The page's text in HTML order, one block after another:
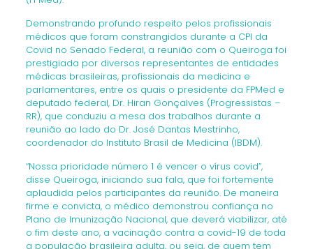
Demonstrando profundo respeito pelos profissionais
médicos que foram constrangidos durante a CPI da
Covid no Senado Federal, a reunião com o Queiroga foi
prestigiada por diversos representantes de entidades
médicas brasileiras, profissionais da medicina e
parlamentares, entre os quais o presidente da FPMed e
deputado federal, Dr. Hiran Gonçalves (Progressistas –
RR), que conduziu a mesa dos trabalhos durante a
reunião ao lado do Dr. José Dantas Mestrinho,
coordenador do Instituto Brasil de Medicina (IBDM).
“Nossa prioridade número 1 é vencer o vírus covid”,
disse Queiroga, iniciando sua fala, que foi fortemente
aplaudida pelos participantes da reunião. De maneira
firme e convicta, o médico demonstrou confiança no
Plano de Imunização Nacional, que deverá viabilizar, até
o fim deste ano, a vacinação contra a covid-19 de toda
a população brasileira adulta, ou seja, de quem tem